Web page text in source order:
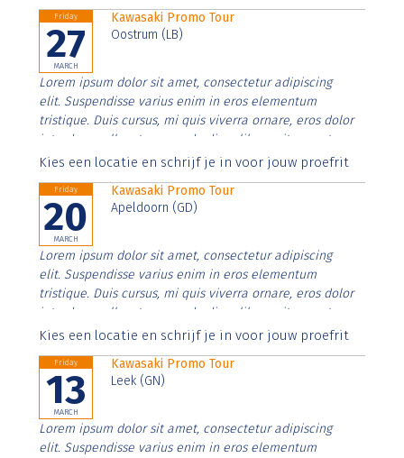
Friday
27
MARCH
Kawasaki Promo Tour
Oostrum (LB)
Lorem ipsum dolor sit amet, consectetur adipiscing
elit. Suspendisse varius enim in eros elementum
tristique. Duis cursus, mi quis viverra ornare, eros dolor
interdum nulla, ut commodo diam libero vitae erat.
Aenean faucibus nibh et justo cursus id rutrum lorem
Kies een locatie en schrijf je in voor jouw proefrit
Friday
20
MARCH
Kawasaki Promo Tour
Apeldoorn (GD)
Lorem ipsum dolor sit amet, consectetur adipiscing
elit. Suspendisse varius enim in eros elementum
tristique. Duis cursus, mi quis viverra ornare, eros dolor
interdum nulla, ut commodo diam libero vitae erat.
Aenean faucibus nibh et justo cursus id rutrum lorem
Kies een locatie en schrijf je in voor jouw proefrit
Friday
13
MARCH
Kawasaki Promo Tour
Leek (GN)
Lorem ipsum dolor sit amet, consectetur adipiscing
elit. Suspendisse varius enim in eros elementum